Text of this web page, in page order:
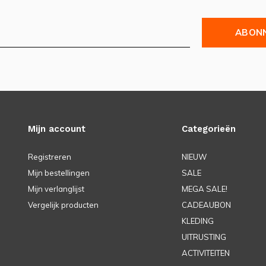
Mijn account
Registreren
Mijn bestellingen
Mijn verlanglijst
Vergelijk producten
Categorieën
NIEUW
SALE
MEGA SALE!
CADEAUBON
KLEDING
UITRUSTING
ACTIVITEITEN